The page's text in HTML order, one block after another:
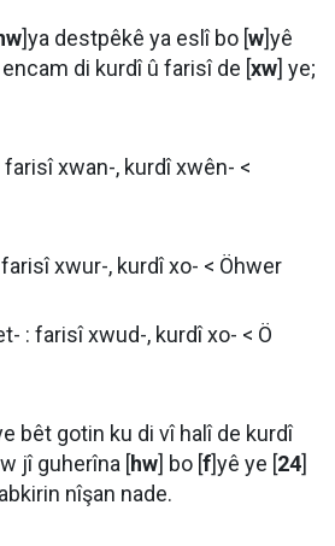
]ya destpêkê ya eslî bo [w]yê
di kurdî û farisî de [xw] ye;
xwan-, kurdî xwên- <
xwur-, kurdî xo- < Öhwer
: farisî xwud-, kurdî xo- < Ö
bêt gotin ku di vî halî de kurdî
jî guherîna [hw] bo [f]yê ye [24]
nîşan nade.